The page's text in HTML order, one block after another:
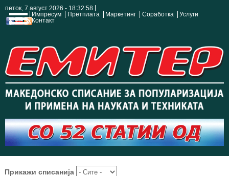
петок, 7 август 2026 - 18:32:59
Импресум
Претплата Маркетинг Соработка
Услуги
Контакт
Прикажи списанија